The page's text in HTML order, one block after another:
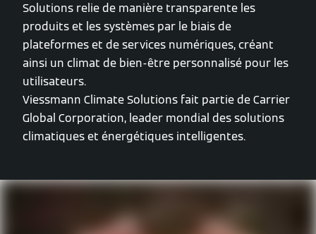
Solutions relie de manière transparente les
produits et les systèmes par le biais de
plateformes et de services numériques, créant
ainsi un climat de bien-être personnalisé pour les
utilisateurs.
Viessmann Climate Solutions fait partie de Carrier
Global Corporation, leader mondial des solutions
climatiques et énergétiques intelligentes.